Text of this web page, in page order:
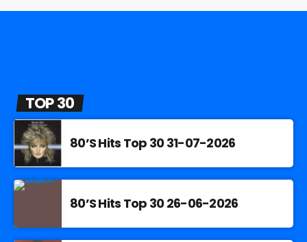
TOP 30
80’S Hits Top 30 31-07-2026
80’S Hits Top 30 26-06-2026